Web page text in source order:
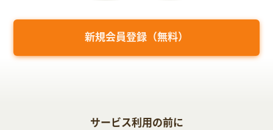
新規会員登録（無料）
サービス利用の前に